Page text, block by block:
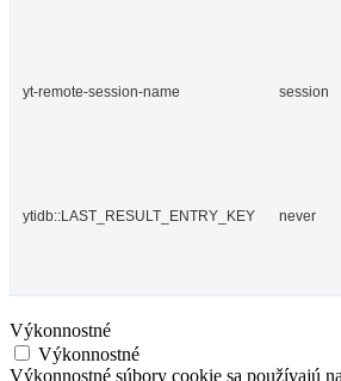
yt-remote-session-name session
ytidb::LAST_RESULT_ENTRY_KEY never
Výkonnostné
Výkonnostné
Výkonnostné súbory cookie sa používajú